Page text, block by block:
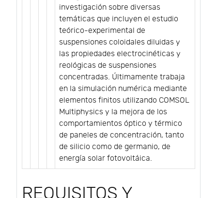
investigación sobre diversas
temáticas que incluyen el estudio
teórico-experimental de
suspensiones coloidales diluidas y
las propiedades electrocinéticas y
reológicas de suspensiones
concentradas. Últimamente trabaja
en la simulación numérica mediante
elementos finitos utilizando COMSOL
Multiphysics y la mejora de los
comportamientos óptico y térmico
de paneles de concentración, tanto
de silicio como de germanio, de
energía solar fotovoltáica.
REQUISITOS Y